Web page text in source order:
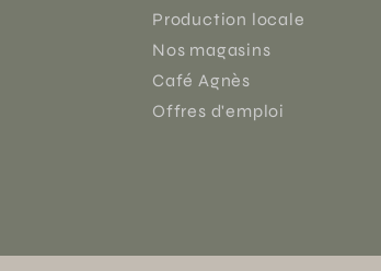
Production locale
Nos magasins
Café Agnès
Offres d'emploi